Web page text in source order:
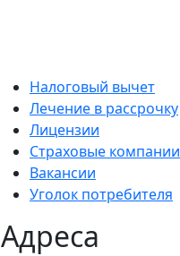
Налоговый вычет
Лечение в рассрочку
Лицензии
Страховые компании
Вакансии
Уголок потребителя
Адреса